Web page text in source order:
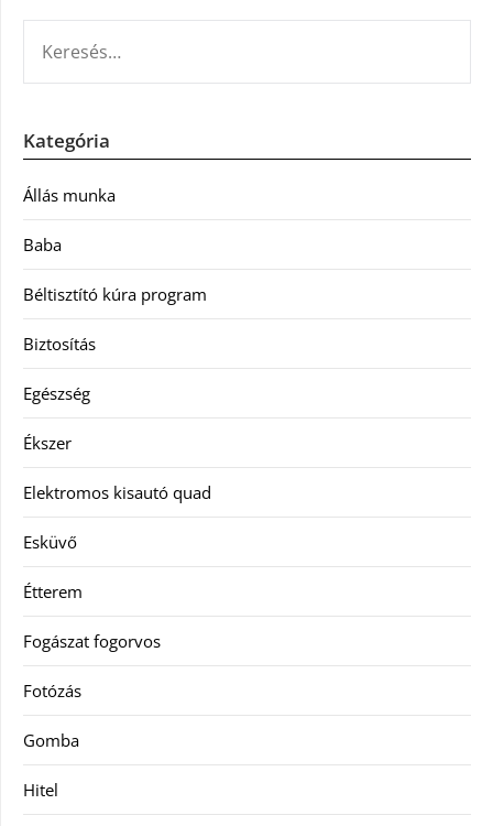
Kategória
Állás munka
Baba
Béltisztító kúra program
Biztosítás
Egészség
Ékszer
Elektromos kisautó quad
Esküvő
Étterem
Fogászat fogorvos
Fotózás
Gomba
Hitel